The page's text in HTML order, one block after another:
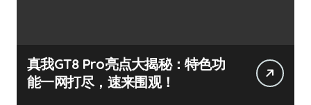
真我GT8 Pro亮点大揭秘：特色功
能一网打尽，速来围观！